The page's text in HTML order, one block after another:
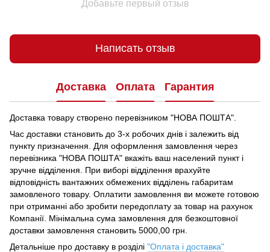
Добавьте первый отзыв
Написать отзыв
Доставка Оплата Гарантия
Доставка товару створено перевізником "НОВА ПОШТА".
Час доставки становить до 3-х робочих днів і залежить від
пункту призначення. Для оформлення замовлення через
перевізника "НОВА ПОШТА" вкажіть ваш населений пункт і
зручне відділення.
При виборі відділення врахуйте
відповідність вантажних обмежених відділень габаритам
замовленого товару. Оплатити замовлення ви можете готовою
при отриманні або зробити передоплату за товар на рахунок
Компанії. Мінімальна сума замовлення для безкоштовної
доставки замовлення становить 5000,00 грн.
Детальніше про доставку в розділі "Оплата і доставка"